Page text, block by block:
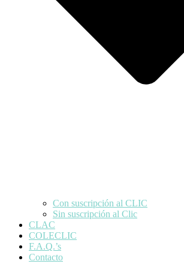
Con suscripción al CLIC
Sin suscripción al Clic
CLAC
COLECLIC
F.A.Q.’s
Contacto